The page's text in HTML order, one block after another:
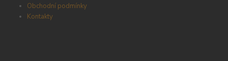
Obchodní podmínky
Kontakty